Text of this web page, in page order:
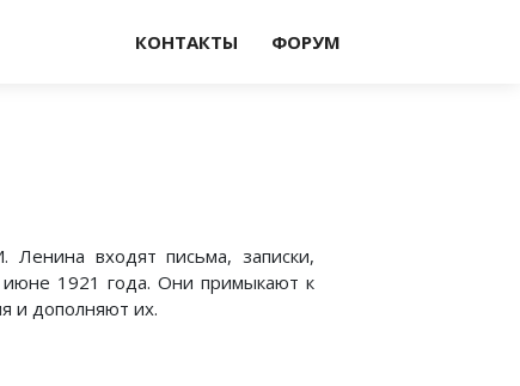
КОНТАКТЫ ФОРУМ
входят письма, записки,
1921 года. Они примыкают к
и дополняют их.